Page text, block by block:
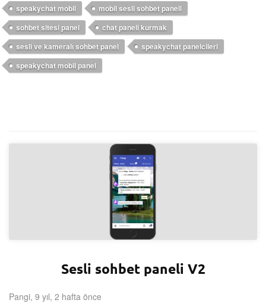
speakychat mobil
mobil sesli sohbet paneli
sohbet sitesi panel
chat paneli kurmak
sesli ve kameralı sohbet panel
speakychat panelcileri
speakychat mobil panel
Sesli sohbet paneli V2
Pangi, 9 yıl, 2 hafta önce